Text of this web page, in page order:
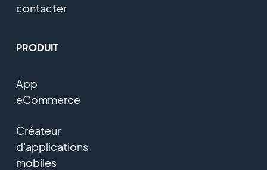
contacter
PRODUIT
App
eCommerce
Créateur
d'applications
mobiles